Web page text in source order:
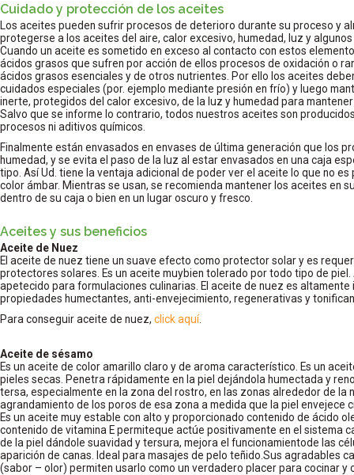
Cuidado y protección de los aceites
Los aceites pueden sufrir procesos de deterioro durante su proceso y
protegerse a los aceites del aire, calor excesivo, humedad, luz y
Cuando un aceite es sometido en exceso al contacto con estos
ácidos grasos que sufren por acción de ellos procesos de oxidación o
ácidos grasos esenciales y de otros nutrientes. Por ello los aceites
cuidados especiales (por. ejemplo mediante presión en frío) y luego
inerte, protegidos del calor excesivo, de la luz y humedad para
Salvo que se informe lo contrario, todos nuestros aceites son
procesos ni aditivos químicos.
Finalmente están envasados en envases de última generación que los
humedad, y se evita el paso de la luz al estar envasados en una caja
tipo. Así Ud. tiene la ventaja adicional de poder ver el aceite lo que no
color ámbar. Mientras se usan, se recomienda mantener los aceites en
dentro de su caja o bien en un lugar oscuro y fresco.
Aceites y sus beneficios
Aceite de Nuez
El aceite de nuez tiene un suave efecto como protector solar y es
protectores solares. Es un aceite muybien tolerado por todo tipo de piel.
apetecido para formulaciones culinarias. El aceite de nuez es
propiedades humectantes, anti-envejecimiento, regenerativas y
Para conseguir aceite de nuez, click aquí.
Aceite de sésamo
Es un aceite de color amarillo claro y de aroma característico. Es un
pieles secas. Penetra rápidamente en la piel dejándola humectada y
tersa, especialmente en la zona del rostro, en las zonas alrededor de la
agrandamiento de los poros de esa zona a medida que la piel envejece
Es un aceite muy estable con alto y proporcionado contenido de ácido
contenido de vitamina E permiteque actúe positivamente en el sistema
de la piel dándole suavidad y tersura, mejora el funcionamientode las
aparición de canas. Ideal para masajes de pelo teñido.Sus agradables
(sabor – olor) permiten usarlo como un verdadero placer para cocinar y